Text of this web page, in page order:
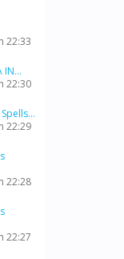
22:33
IN...
22:30
22:29
22:28
22:27